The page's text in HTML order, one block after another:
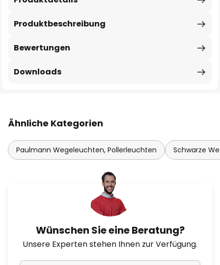
Produktbeschreibung
Bewertungen
Downloads
Ähnliche Kategorien
Paulmann Wegeleuchten, Pollerleuchten Schwarze
Wünschen Sie eine Beratung?
Unsere Experten stehen Ihnen zur Verfügung.